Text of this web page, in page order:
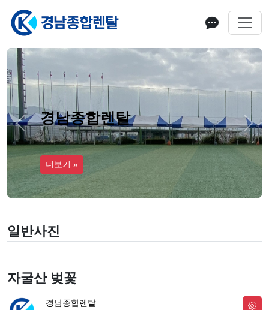
경남종합렌탈
더보기 »
Previous Next
일반사진
자굴산 벚꽃
경남종합렌탈